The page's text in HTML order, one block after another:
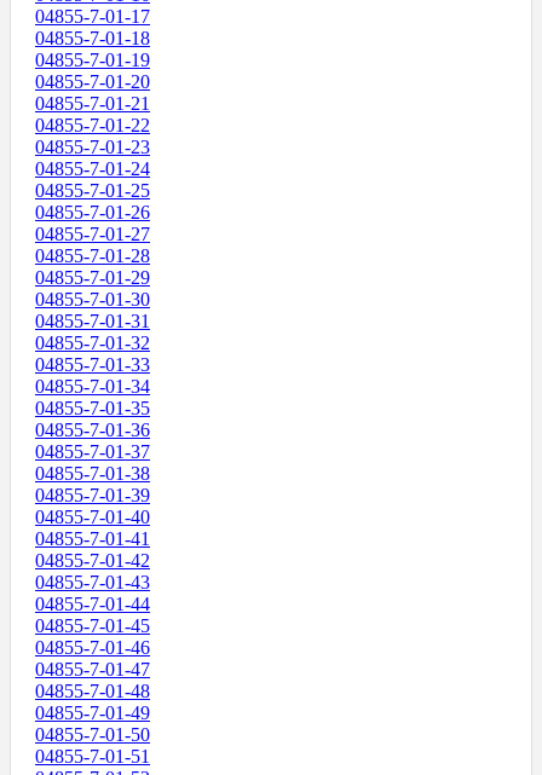
04855-7-01-17
04855-7-01-18
04855-7-01-19
04855-7-01-20
04855-7-01-21
04855-7-01-22
04855-7-01-23
04855-7-01-24
04855-7-01-25
04855-7-01-26
04855-7-01-27
04855-7-01-28
04855-7-01-29
04855-7-01-30
04855-7-01-31
04855-7-01-32
04855-7-01-33
04855-7-01-34
04855-7-01-35
04855-7-01-36
04855-7-01-37
04855-7-01-38
04855-7-01-39
04855-7-01-40
04855-7-01-41
04855-7-01-42
04855-7-01-43
04855-7-01-44
04855-7-01-45
04855-7-01-46
04855-7-01-47
04855-7-01-48
04855-7-01-49
04855-7-01-50
04855-7-01-51